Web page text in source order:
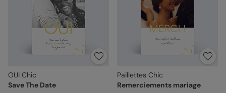
OUI Chic
Save The Date
Paillettes Chic
Remerciements mariage